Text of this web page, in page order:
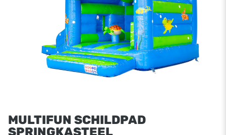
MULTIFUN SCHILDPAD
SPRINGKASTEEL